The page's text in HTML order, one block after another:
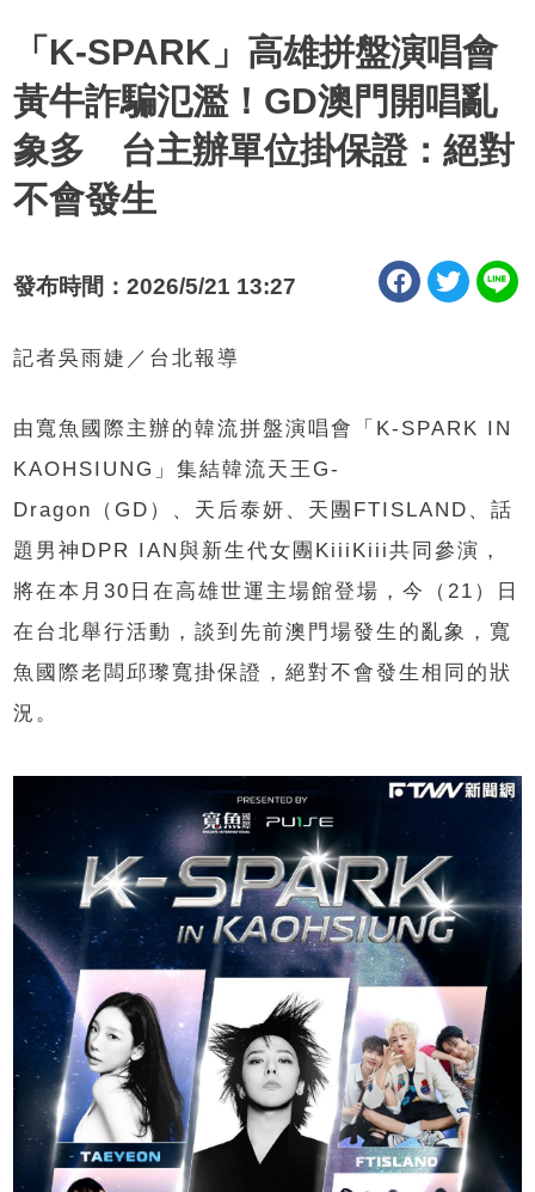
「K-SPARK」高雄拼盤演唱會
黃牛詐騙氾濫！GD澳門開唱亂
象多 台主辦單位掛保證：絕對
不會發生
發布時間：2026/5/21 13:27
記者吳雨婕／台北報導
由寬魚國際主辦的韓流拼盤演唱會「K-SPARK IN
KAOHSIUNG」集結韓流天王G-
Dragon（GD）、天后泰妍、天團FTISLAND、話
題男神DPR IAN與新生代女團KiiiKiii共同參演，
將在本月30日在高雄世運主場館登場，今（21）日
在台北舉行活動，談到先前澳門場發生的亂象，寬
魚國際老闆邱瓈寬掛保證，絕對不會發生相同的狀
況。